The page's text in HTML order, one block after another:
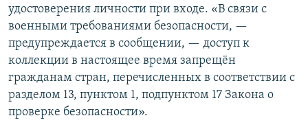
удостоверения личности при входе. «В связи с
военными требованиями безопасности, —
предупреждается в сообщении, — доступ к
коллекции в настоящее время запрещён
гражданам стран, перечисленных в соответствии с
разделом 13, пунктом 1, подпунктом 17 Закона о
проверке безопасности».